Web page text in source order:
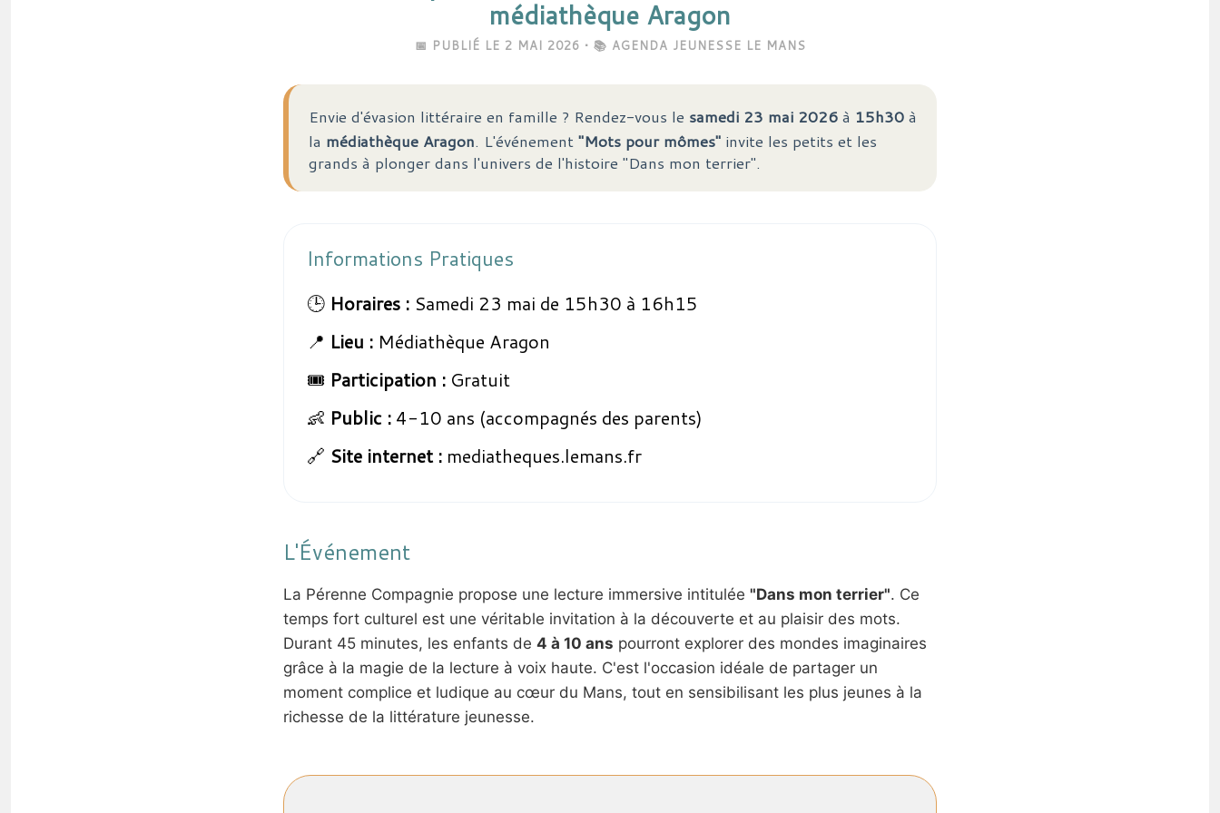
médiathèque Aragon
📅 PUBLIÉ LE 2 MAI 2026 • 📚 AGENDA JEUNESSE LE MANS
Envie d'évasion littéraire en famille ? Rendez-vous le samedi 23 mai 2026 à 15h30 à
la médiathèque Aragon . L'événement "Mots pour mômes" invite les petits et les
grands à plonger dans l'univers de l'histoire "Dans mon terrier".
Informations Pratiques
🕒 Horaires : Samedi 23 mai de 15h30 à 16h15
📍 Lieu : Médiathèque Aragon
🎟️ Participation : Gratuit
👶 Public : 4-10 ans (accompagnés des parents)
🔗 Site internet : mediatheques.lemans.fr
L'Événement
La Pérenne Compagnie propose une lecture immersive intitulée "Dans mon terrier". Ce
temps fort culturel est une véritable invitation à la découverte et au plaisir des mots.
Durant 45 minutes, les enfants de 4 à 10 ans pourront explorer des mondes imaginaires
grâce à la magie de la lecture à voix haute. C'est l'occasion idéale de partager un
moment complice et ludique au cœur du Mans, tout en sensibilisant les plus jeunes à la
richesse de la littérature jeunesse.